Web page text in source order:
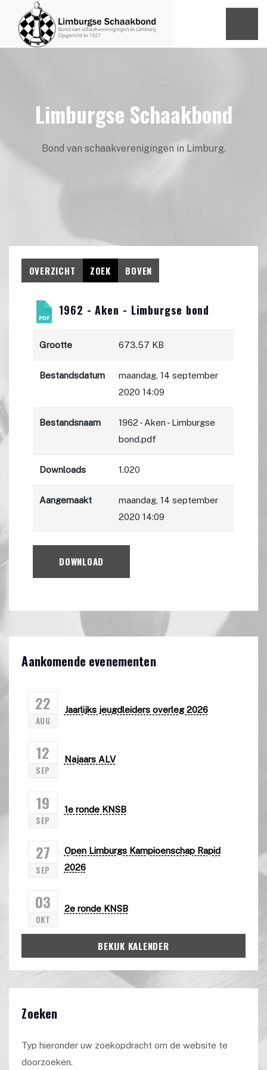
Limburgse Schaakbond
Bond van schaakverenigingen in Limburg.
OVERZICHT ZOEK BOVEN
1962 - Aken - Limburgse bond
Grootte 673.57 KB
Bestandsdatum
maandag, 14 september
2020 14:09
Bestandsnaam
1962 - Aken - Limburgse
bond.pdf
Downloads 1.020
Aangemaakt
maandag, 14 september
2020 14:09
DOWNLOAD
Aankomende evenementen
22
AUG
Jaarlijks jeugdleiders overleg 2026
12
SEP
Najaars ALV
19
SEP
1e ronde KNSB
27
SEP
Open Limburgs Kampioenschap Rapid
2026
03
OKT
2e ronde KNSB
BEKIJK KALENDER
Zoeken
Typ hieronder uw zoekopdracht om de website te
doorzoeken.